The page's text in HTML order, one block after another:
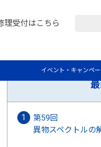
理受付はこちら
イベント・キャンペー
第59回
異物スペクトルの